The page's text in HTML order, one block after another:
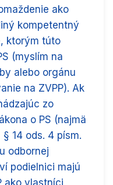
ako
kompetentný
ktorým túto
(myslím na
alebo orgánu
na ZVPP). Ak
zo
o PS (najmä
14 ods. 4 písm.
odbornej
podielnici majú
ako vlastníci